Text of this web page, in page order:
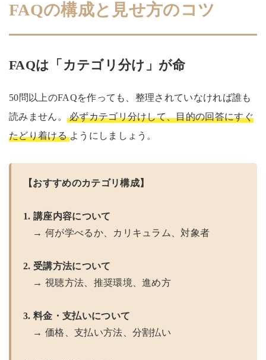
FAQの構成と見せ方のコツ
FAQは「カテゴリ分け」が命
50問以上のFAQを作っても、整理されていなければ誰も
読みません。
必ずカテゴリ分けして、目的の回答にすぐ
たどり着ける ようにしましょう。
【おすすめのカテゴリ構成】
1. 講座内容について
→ 何が学べるか、カリキュラム、対象者
2. 受講方法について
→ 視聴方法、推奨環境、進め方
3. 料金・支払いについて
→ 価格、支払い方法、分割払い